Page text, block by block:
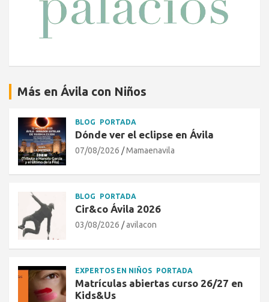
Más en Ávila con Niños
BLOG PORTADA
Dónde ver el eclipse en Ávila
07/08/2026 Mamaenavila
BLOG PORTADA
Cir&co Ávila 2026
03/08/2026 avilacon
EXPERTOS EN NIÑOS PORTADA
Matrículas abiertas curso 26/27 en
Kids&Us